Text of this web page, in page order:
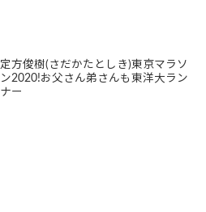
定方俊樹(さだかたとしき)東京マラソ
ン2020!お父さん弟さんも東洋大ラン
ナー